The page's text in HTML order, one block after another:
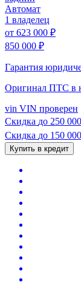
Автомат
1 владелец
от 623 000 ₽
850 000 ₽
Гарантия
Оригинал ПТС в
vin VIN проверен
Скидка до 250
Скидка до 150
Купить в кредит